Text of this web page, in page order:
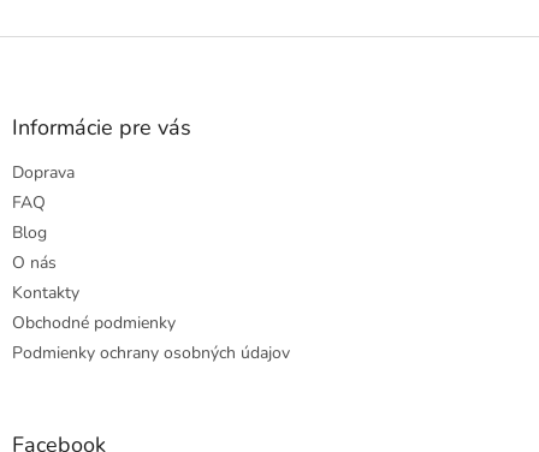
Z
Informácie pre vás
Doprava
FAQ
Blog
O nás
Kontakty
Obchodné podmienky
Podmienky ochrany osobných údajov
Facebook